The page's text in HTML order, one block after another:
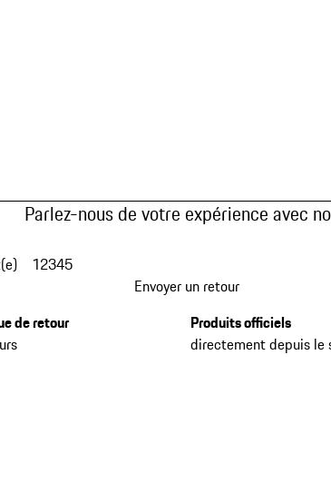
Parlez-nous de votre expérience avec
12345
Envoyer un retour
de retour
Produits officiels
directement depuis le